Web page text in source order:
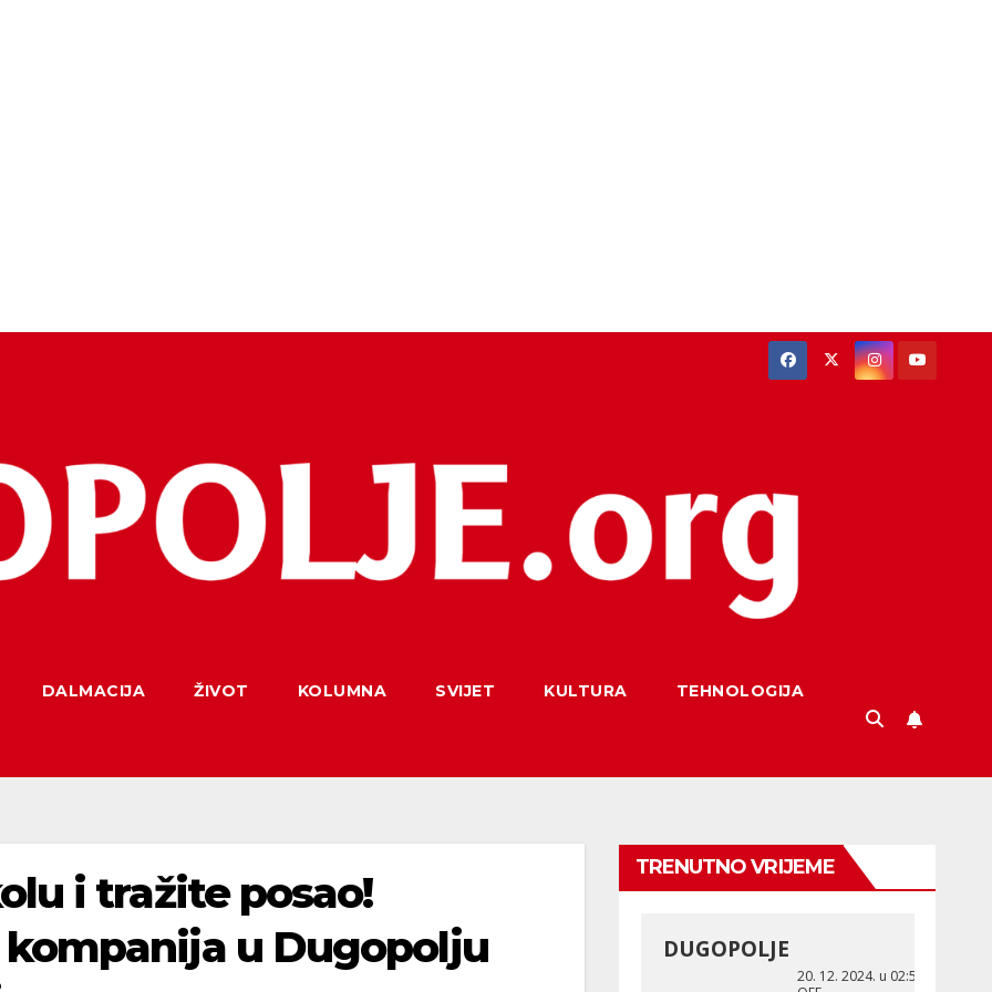
DALMACIJA ŽIVOT KOLUMNA SVIJET KULTURA TEHNOLOGIJA
i tražite posao!
u Dugopolju
TRENUTNO VRIJEME